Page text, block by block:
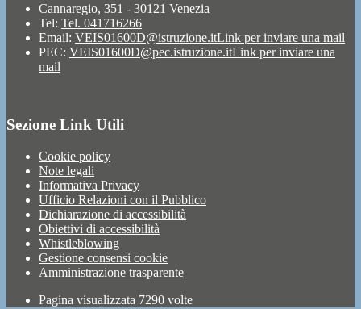
Cannaregio, 351 - 30121 Venezia
Tel: Tel. 041716266
Email: VEIS01600D@istruzione.itLink per inviare una mail
PEC: VEIS01600D@pec.istruzione.itLink per inviare una
mail
Sezione Link Utili
Cookie policy
Note legali
Informativa Privacy
Ufficio Relazioni con il Pubblico
Dichiarazione di accessibilità
Obiettivi di accessibilità
Whistleblowing
Gestione consensi cookie
Amministrazione trasparente
Pagina visualizzata 7290 volte